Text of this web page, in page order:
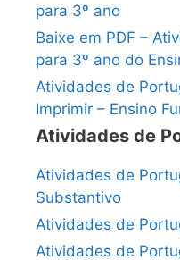
para 3º ano
Baixe em PDF –
para 3º ano do
Atividades de
Imprimir – Ensino
Atividades de
Atividades de
Substantivo
Atividades de
Atividades de